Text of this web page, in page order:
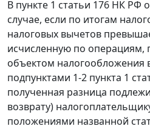
В пункте 1 статьи 176 НК РФ
случае, если по итогам
налоговых вычетов
исчисленную по операциям,
объектом налогообложения
подпунктами 1-2 пункта 1
полученная разница
возврату)
положениями названной